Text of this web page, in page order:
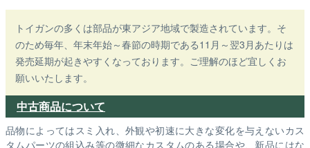
トイガンの多くは部品が東アジア地域で製造されています。そ
のため毎年、年末年始～春節の時期である11月～翌3月あたりは
発売延期が起きやすくなっております。ご理解のほど宜しくお
願いいたします。
中古商品について
品物によってはスミ入れ、外観や初速に大きな変化を与えないカス
タムパーツの組込み等の微細なカスタムのある場合や、新品にはな